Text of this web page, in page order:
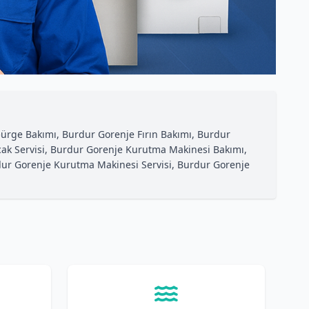
Bakımı, Burdur Gorenje Fırın Bakımı, Burdur
Servisi, Burdur Gorenje Kurutma Makinesi Bakımı,
Gorenje Kurutma Makinesi Servisi, Burdur Gorenje